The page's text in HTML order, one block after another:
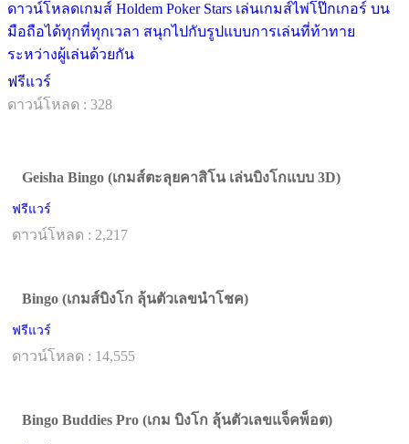
ดาวน์โหลดเกมส์ Holdem Poker Stars เล่นเกมส์ไพ่โป๊กเกอร์ บน
มือถือได้ทุกที่ทุกเวลา สนุกไปกับรูปแบบการเล่นที่ท้าทาย
ระหว่างผู้เล่นด้วยกัน
ฟรีแวร์
ดาวน์โหลด : 328
Geisha Bingo (เกมส์ตะลุยคาสิโน เล่นบิงโกแบบ 3D)
ฟรีแวร์
ดาวน์โหลด : 2,217
Bingo (เกมส์บิงโก ลุ้นตัวเลขนำโชค)
ฟรีแวร์
ดาวน์โหลด : 14,555
Bingo Buddies Pro (เกม บิงโก ลุ้นตัวเลขแจ็คพ็อต)